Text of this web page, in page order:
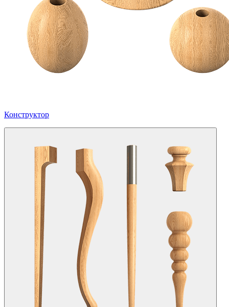
Конструктор